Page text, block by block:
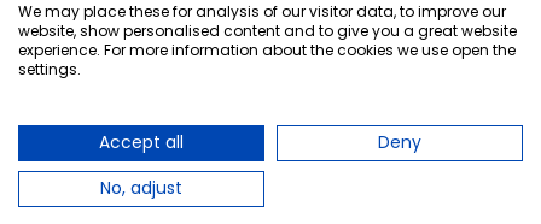
We may place these for analysis of our visitor data, to improve our
website, show personalised content and to give you a great website
experience. For more information about the cookies we use open the
settings.
Accept all
Deny
No, adjust